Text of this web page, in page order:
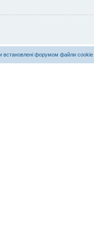
встановлені форумом файли cookie